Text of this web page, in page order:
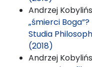
Andrzej
„śmierci
Studia
(2018)
Andrzej